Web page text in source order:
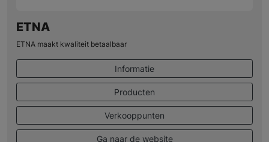
ETNA
ETNA maakt kwaliteit betaalbaar
Informatie
Producten
Verkooppunten
Ga naar de website